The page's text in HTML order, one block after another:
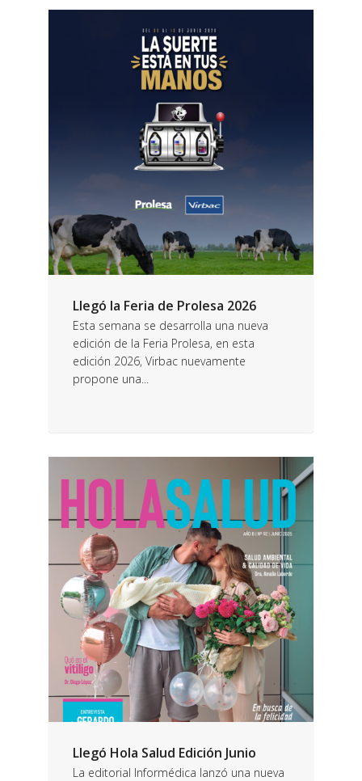
Llegó la Feria de Prolesa 2026
Esta semana se desarrolla una nueva
edición de la Feria Prolesa, en esta
edición 2026, Virbac nuevamente
propone una...
Llegó Hola Salud Edición Junio
La editorial Informédica lanzó una nueva